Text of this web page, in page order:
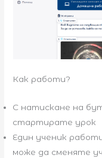
Как работи?
С натискане на
стартирате урок
Един ученик
може да сменяте